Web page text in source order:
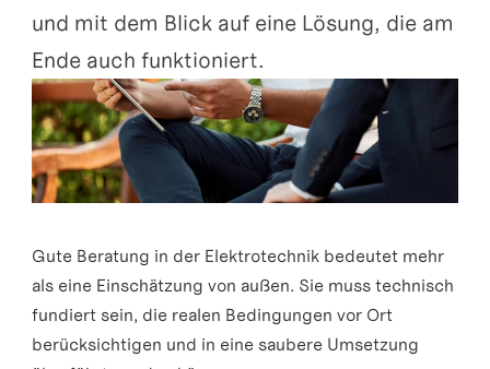
und mit dem Blick auf eine Lösung, die am
Ende auch funktioniert.
Gute Beratung in der Elektrotechnik bedeutet mehr
als eine Einschätzung von außen. Sie muss technisch
fundiert sein, die realen Bedingungen vor Ort
berücksichtigen und in eine saubere Umsetzung